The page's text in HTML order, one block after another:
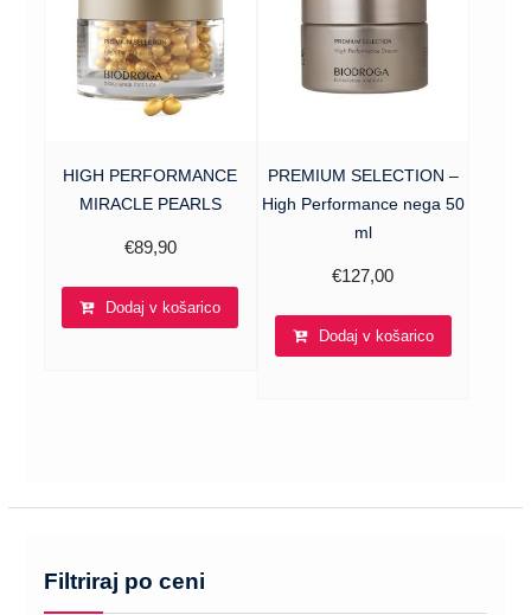
HIGH PERFORMANCE
MIRACLE PEARLS
€89,90
Dodaj v košarico
PREMIUM SELECTION –
High Performance nega 50
ml
€127,00
Dodaj v košarico
Filtriraj po ceni